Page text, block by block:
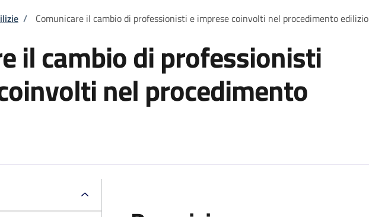
/ Comunicare il cambio di professionisti e imprese coinvolti nel procedimento edilizio
il cambio di professionisti
nel procedimento